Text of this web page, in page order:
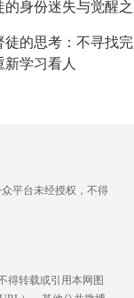
身份迷失与觉醒
徒的思考：不寻找
学习看人
平台未经授权，不得
得转载或引用本网图